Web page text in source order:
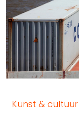
Kunst & cultuur